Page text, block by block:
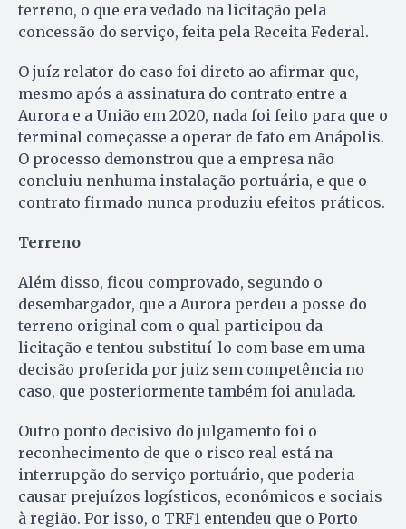
terreno, o que era vedado na licitação pela
concessão do serviço, feita pela Receita Federal.
O juíz relator do caso foi direto ao afirmar que,
mesmo após a assinatura do contrato entre a
Aurora e a União em 2020, nada foi feito para que o
terminal começasse a operar de fato em Anápolis.
O processo demonstrou que a empresa não
concluiu nenhuma instalação portuária, e que o
contrato firmado nunca produziu efeitos práticos.
Terreno
Além disso, ficou comprovado, segundo o
desembargador, que a Aurora perdeu a posse do
terreno original com o qual participou da
licitação e tentou substituí-lo com base em uma
decisão proferida por juiz sem competência no
caso, que posteriormente também foi anulada.
Outro ponto decisivo do julgamento foi o
reconhecimento de que o risco real está na
interrupção do serviço portuário, que poderia
causar prejuízos logísticos, econômicos e sociais
à região. Por isso, o TRF1 entendeu que o Porto